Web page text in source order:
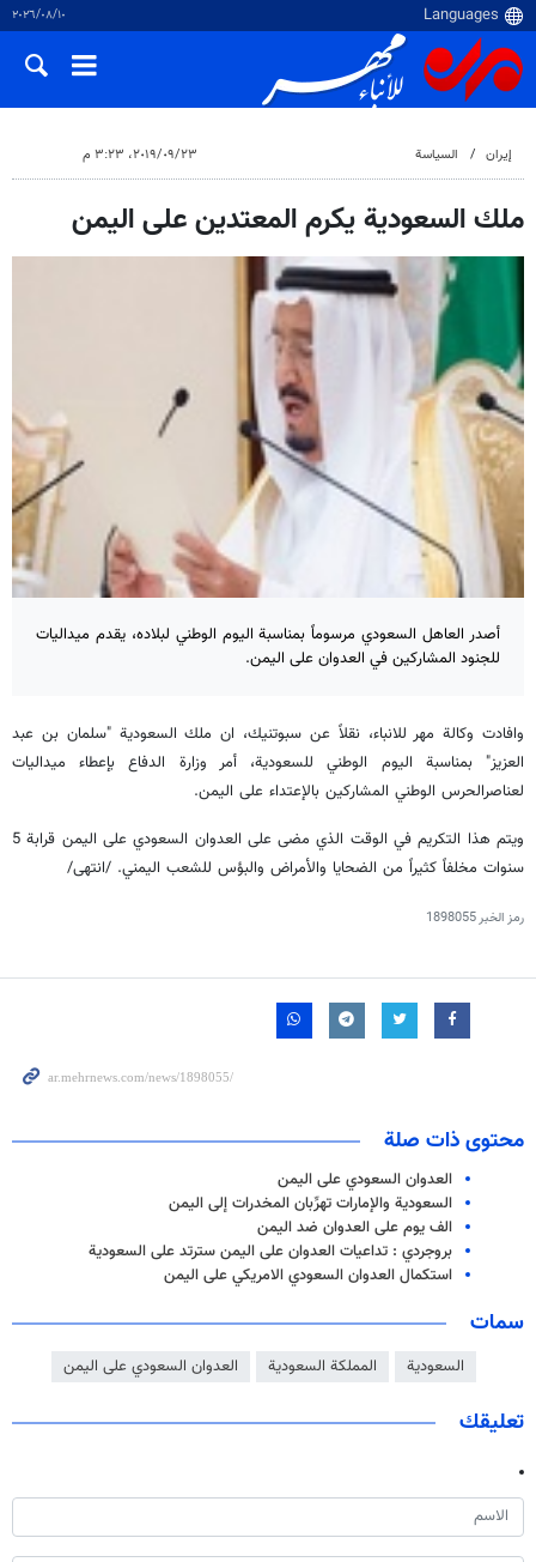
١٠‏/٠٨‏/٢٠٢٦
إيران السياسة ٢٣‏/٠٩‏/٢٠١٩، ٣:٢٣ م
ملك السعودية يكرم المعتدين على اليمن
أصدر العاهل السعودي مرسوماً بمناسبة اليوم الوطني لبلاده، يقدم ميداليات
للجنود المشاركين في العدوان على اليمن.
وافادت وكالة مهر للانباء، نقلاً عن سبوتنيك، ان ملك السعودية "سلمان بن عبد
العزيز" بمناسبة اليوم الوطني للسعودية، أمر وزارة الدفاع بإعطاء ميداليات
لعناصرالحرس الوطني المشاركين بالإعتداء على اليمن.
ويتم هذا التكريم في الوقت الذي مضى على العدوان السعودي على اليمن قرابة 5
سنوات مخلفاً كثيراً من الضحايا والأمراض والبؤس للشعب اليمني. /انتهى/
رمز الخبر1898055
محتوى ذات صلة
العدوان السعودي على اليمن
السعودية والإمارات تهرِّبان المخدرات إلى اليمن
الف يوم على العدوان ضد اليمن
بروجردي : تداعيات العدوان على اليمن سترتد على السعودية
استكمال العدوان السعودي الامريكي على اليمن
سمات
السعودية المملكة السعودية العدوان السعودي على اليمن
تعليقك